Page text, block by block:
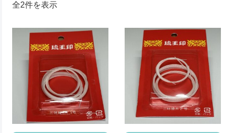
全2件を表示